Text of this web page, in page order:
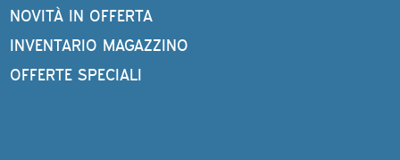
NOVITÀ IN OFFERTA
INVENTARIO MAGAZZINO
OFFERTE SPECIALI